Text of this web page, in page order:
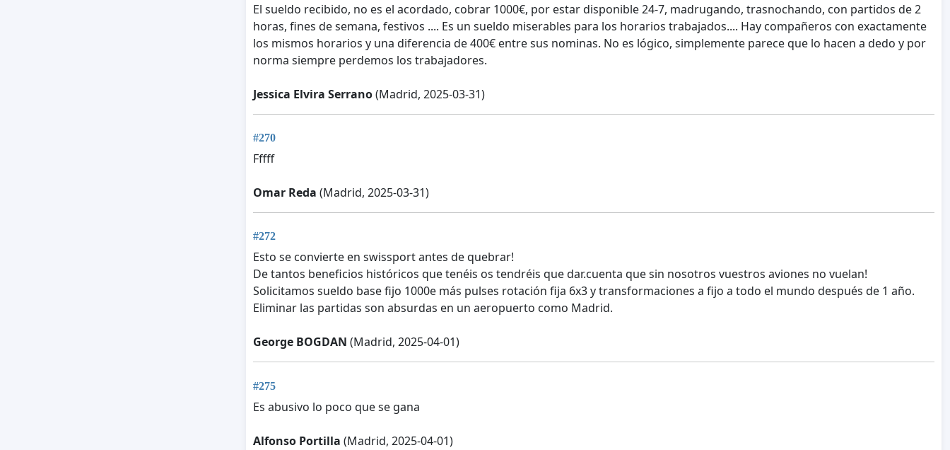
El sueldo recibido, no es el acordado, cobrar 1000€, por estar disponible 24-7, madrugando, trasnochando, con partidos de 2
horas, fines de semana, festivos .... Es un sueldo miserables para los horarios trabajados.... Hay compañeros con exactamente
los mismos horarios y una diferencia de 400€ entre sus nominas. No es lógico, simplemente parece que lo hacen a dedo y por
norma siempre perdemos los trabajadores.
Jessica Elvira Serrano(Madrid, 2025-03-31)
#270
Fffff
Omar Reda (Madrid, 2025-03-31)
#272
Esto se convierte en swissport antes de quebrar!
De tantos beneficios históricos que tenéis os tendréis que dar.cuenta que sin nosotros vuestros aviones no vuelan!
Solicitamos sueldo base fijo 1000e más pulses rotación fija 6x3 y transformaciones a fijo a todo el mundo después de 1 año.
Eliminar las partidas son absurdas en un aeropuerto como Madrid.
George BOGDAN (Madrid, 2025-04-01)
#275
Es abusivo lo poco que se gana
Alfonso Portilla (Madrid, 2025-04-01)